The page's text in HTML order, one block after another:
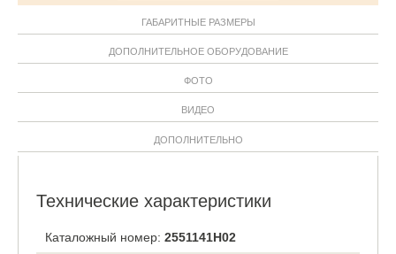
ГАБАРИТНЫЕ РАЗМЕРЫ
ДОПОЛНИТЕЛЬНОЕ ОБОРУДОВАНИЕ
ФОТО
ВИДЕО
ДОПОЛНИТЕЛЬНО
Технические характеристики
Каталожный номер: 2551141H02